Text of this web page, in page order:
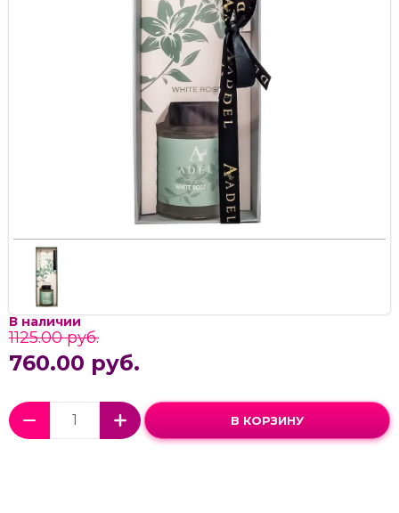
В наличии
1125.00 руб.
760.00 руб.
В КОРЗИНУ